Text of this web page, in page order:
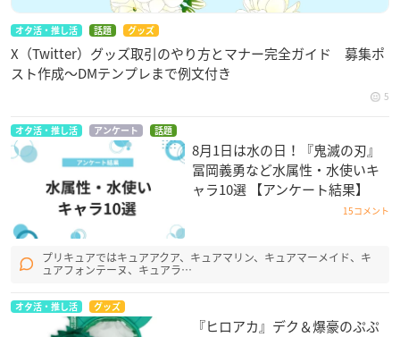
オタ活・推し活 話題 グッズ
X（Twitter）グッズ取引のやり方とマナー完全ガイド 募集ポ
スト作成〜DMテンプレまで例文付き
5
オタ活・推し活 アンケート 話題
8月1日は水の日！『鬼滅の刃』
冨岡義勇など水属性・水使いキ
ャラ10選 【アンケート結果】
15コメント
プリキュアではキュアアクア、キュアマリン、キュアマーメイド、キ
ュアフォンテーヌ、キュアラ…
オタ活・推し活 グッズ
『ヒロアカ』デク＆爆豪のぷぷ